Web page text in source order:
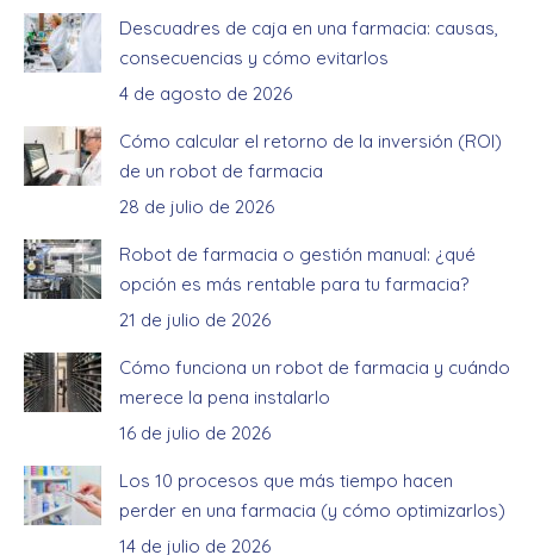
Descuadres de caja en una farmacia: causas,
consecuencias y cómo evitarlos
4 de agosto de 2026
Cómo calcular el retorno de la inversión (ROI)
de un robot de farmacia
28 de julio de 2026
Robot de farmacia o gestión manual: ¿qué
opción es más rentable para tu farmacia?
21 de julio de 2026
Cómo funciona un robot de farmacia y cuándo
merece la pena instalarlo
16 de julio de 2026
Los 10 procesos que más tiempo hacen
perder en una farmacia (y cómo optimizarlos)
14 de julio de 2026